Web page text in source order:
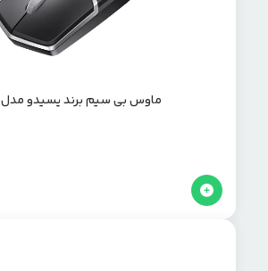
ماوس بی سیم برند یسیدو مدل KB16